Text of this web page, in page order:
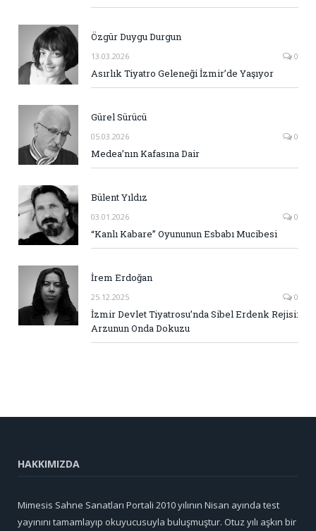
Özgür Duygu Durgun
13.03.2026 0
Asırlık Tiyatro Geleneği İzmir’de Yaşıyor
Gürel Sürücü
05.03.2026 0
Medea’nın Kafasına Dair
Bülent Yıldız
03.01.2026 0
“Kanlı Kabare” Oyununun Esbabı Mucibesi
İrem Erdoğan
25.12.2025 0
İzmir Devlet Tiyatrosu’nda Sibel Erdenk Rejisi:
Arzunun Onda Dokuzu
HAKKIMIZDA
Mimesis Sahne Sanatları Portali 2010 yılının Nisan ayında test
yayınını tamamlayıp okuyucusuyla buluşmuştur. Otuz yılı aşkın bir